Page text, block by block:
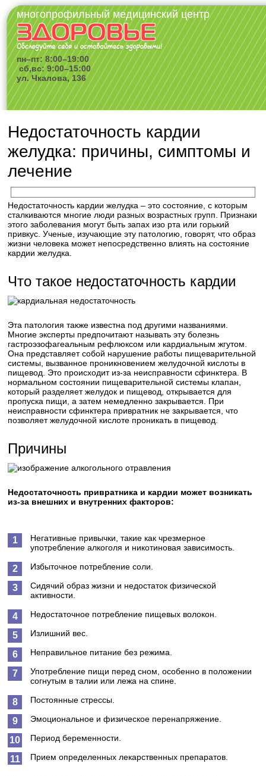
многопрофильный медицинский центр
пн–пт: 8:00–19:00
сб,вс: 9:00–15:00
ул. Чкалова, 136
Недостаточность кардии
желудка: причины, симптомы и
лечение
Недостаточность кардии желудка – это состояние, с которым
сталкиваются многие люди разных возрастных групп. Признаки
этого заболевания могут быть запах изо рта или горький
привкус. Ученые, изучающие эту патологию, говорят, что образ
жизни человека может непосредственно влиять на состояние
кардии желудка.
Что такое недостаточность кардии
Эта патология также известна под другими названиями.
Многие эксперты предпочитают называть эту болезнь
гастроэзофагеальным рефлюксом или кардиальным жгутом.
Она представляет собой нарушение работы пищеварительной
системы, вызванное проникновением желудочной кислоты в
пищевод. Это происходит из-за неисправности сфинктера. В
нормальном состоянии пищеварительной системы клапан,
который разделяет желудок и пищевод, открывается для
пропуска пищи, а затем немедленно закрывается. При
неисправности сфинктера привратник не закрывается, что
позволяет желудочной кислоте проникать в пищевод.
Причины
Недостаточность привратника и кардии может возникать
из-за внешних и внутренних факторов:
Негативные привычки, такие как чрезмерное
употребление алкоголя и никотиновая зависимость.
Избыточное потребление соли.
Сидячий образ жизни и недостаток физической
активности.
Недостаточное потребление пищевых волокон.
Излишний вес.
Неправильное питание без режима.
Употребление пищи перед сном, особенно в положении
согнутым в талии или лежа на спине.
Постоянные стрессы.
Эмоциональное и физическое перенапряжение.
Период беременности.
Прием определенных лекарственных препаратов.